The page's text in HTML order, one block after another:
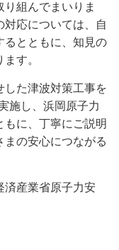
組んでまいりま
応については、自
るとともに、知見の
す。
した津波対策工事を
施し、浜岡原子力
に、丁寧にご説明
の安心につながる
済産業省原子力安